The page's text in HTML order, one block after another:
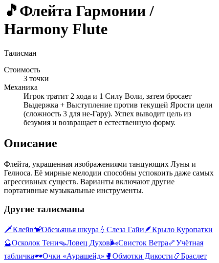
🎵Флейта Гармонии /
Harmony Flute
Талисман
Стоимость
3 точки
Механика
Игрок тратит 2 хода и 1 Силу Воли, затем бросает
Выдержка + Выступление против текущей Ярости цели
(сложность 3 для не-Гару). Успех выводит цель из
безумия и возвращает в естественную форму.
Описание
Флейта, украшенная изображениями танцующих Луны и
Гелиоса. Её мирные мелодии способны успокоить даже самых
агрессивных существ. Варианты включают другие
портативные музыкальные инструменты.
Другие талисманы
🗡️Клейв🐒Обезьянья шкура 💧 Слеза Гайи 🪶Крыло Куропатки
🔮Осколок Тени🪤Ловец Духов🌬️Свисток Ветра🦴Учётная
табличка🕶️Очки «Аурашейд» 🥊 Обмотки Дикости📿Браслет